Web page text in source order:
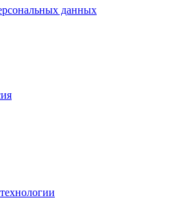
данных